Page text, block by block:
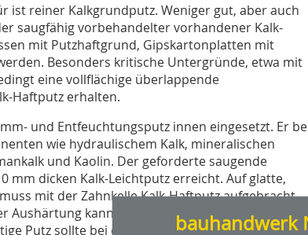
ist reiner Kalkgrundputz. Weniger gut, aber auch
saugfähig vorbehandelter vorhandener Kalk-
mit Putzhaftgrund, Gipskartonplatten mit
Besonders kritische Untergründe, etwa mit
eine vollflächige überlappende
Haftputz erhalten.
und Entfeuchtungsputz innen eingesetzt. Er
wie hydraulischem Kalk, mineralischen
und Kaolin. Der geforderte saugende
mm dicken Kalk-Leichtputz erreicht. Auf glatte,
mit der Zahnkelle Kalk-Haftputz aufgebracht
Aushärtung kann der Dämmputz 10 mm dick
Putz sollte bei dieser Schichtdicke für weitere
bauhandwerk